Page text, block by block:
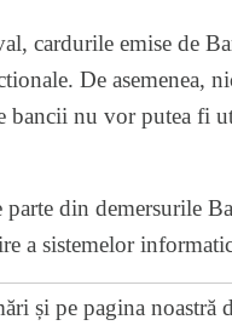
cardurile emise de
De asemenea,
bancii nu vor putea fi
parte din demersurile
a sistemelor
și pe pagina noastră